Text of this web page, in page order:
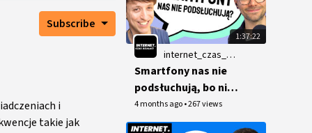
Subscribe
i
takie jak
1:37:22
internet_czas_dzialac
Smartfony nas nie
podsłuchują, bo nie
muszą!
4 months ago•267 views